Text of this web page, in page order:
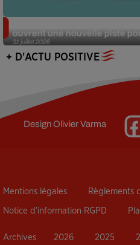
31 juillet 2026
ouvrent une nouvelle piste
+ D'ACTU POSITIVE
DesignOlivier Varma
Mentions légales Règlements
Notice d’information RGPD
Archives 2026 2025